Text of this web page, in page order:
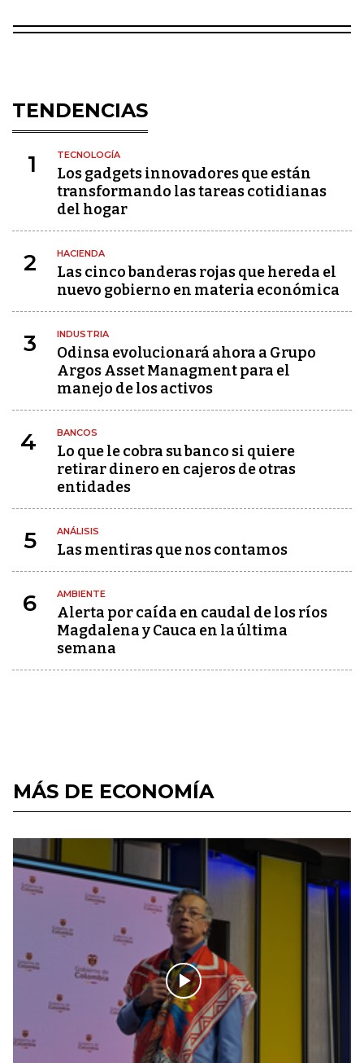
TENDENCIAS
1 TECNOLOGÍA
Los gadgets innovadores que están
transformando las tareas cotidianas
del hogar
2 HACIENDA
Las cinco banderas rojas que hereda el
nuevo gobierno en materia económica
3 INDUSTRIA
Odinsa evolucionará ahora a Grupo
Argos Asset Managment para el
manejo de los activos
4 BANCOS
Lo que le cobra su banco si quiere
retirar dinero en cajeros de otras
entidades
5 ANÁLISIS
Las mentiras que nos contamos
6 AMBIENTE
Alerta por caída en caudal de los ríos
Magdalena y Cauca en la última
semana
MÁS DE ECONOMÍA